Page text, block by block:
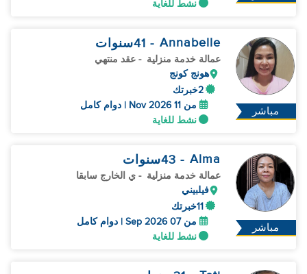
نشط للغاية
مباشر
Annabelle
- 41 سنوات
عمالة خدمة منزلية - عقد منتهي
هونج كونج
2خبرتك
من 11 Nov 2026 | دوام كامل
نشط للغاية
مباشر
Alma
- 43 سنوات
عمالة خدمة منزلية - ي الخارج سابقا
فيلبيني
11خبرتك
من 07 Sep 2026 | دوام كامل
نشط للغاية